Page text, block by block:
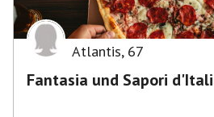
Atlantis, 67
Fantasia und Sapori